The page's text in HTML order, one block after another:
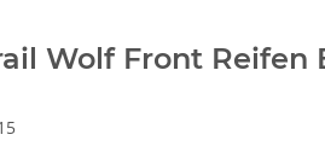
Wolf Front Reifen